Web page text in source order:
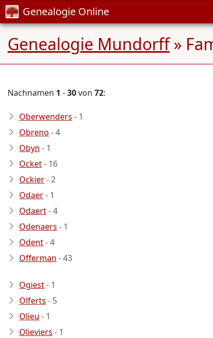
Genealogie Online
Genealogie Mundorff»
Nachnamen 1 -30von 72:
Oberwenders - 1
Obreno - 4
Obyn - 1
Ocket- 16
Ockier- 2
Odaer- 1
Odaert- 4
Odenaers - 1
Odent- 4
Offerman - 43
Ogiest- 1
Olferts - 5
Olieu - 1
Olieviers - 1